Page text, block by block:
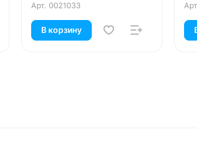
Арт. 0021033
В корзину